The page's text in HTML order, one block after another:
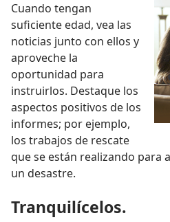
Cuando tengan
suficiente edad, vea las
noticias junto con ellos y
aproveche la
oportunidad para
instruirlos. Destaque los
aspectos positivos de los
informes; por ejemplo,
los trabajos de rescate
que se están realizando para
un desastre.
Tranquilícelos.